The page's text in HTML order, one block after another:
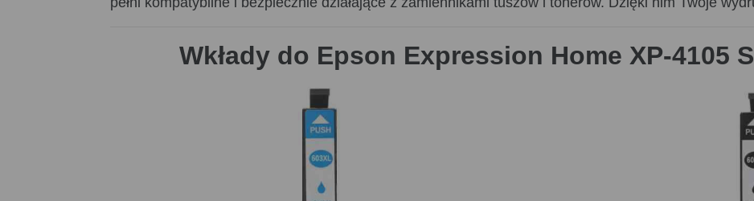
Wkłady do Epson Expression Home XP-4105